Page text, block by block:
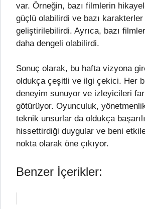
var. Örneğin, bazı filmlerin
güçlü olabilirdi ve bazı
geliştirilebilirdi. Ayrıca, bazı
daha dengeli olabilirdi.
Sonuç olarak, bu hafta vizyona
oldukça çeşitli ve ilgi çekici. Her
deneyim sunuyor ve izleyicileri
götürüyor. Oyunculuk,
teknik unsurlar da oldukça
hissettirdiği duygular ve beni
nokta olarak öne çıkıyor.
Benzer İçerikler: